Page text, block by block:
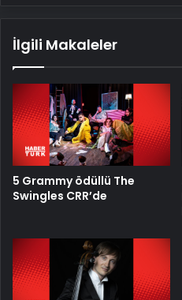
İlgili Makaleler
5 Grammy ödüllü The
Swingles CRR’de